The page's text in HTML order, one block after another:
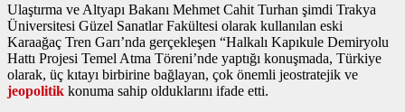
Ulaştırma ve Altyapı Bakanı Mehmet Cahit Turhan şimdi Trakya
Üniversitesi Güzel Sanatlar Fakültesi olarak kullanılan eski
Karaağaç Tren Garı’nda gerçekleşen “Halkalı Kapıkule Demiryolu
Hattı Projesi Temel Atma Töreni’nde yaptığı konuşmada, Türkiye
olarak, üç kıtayı birbirine bağlayan, çok önemli jeostratejik ve
jeopolitik konuma sahip olduklarını ifade etti.